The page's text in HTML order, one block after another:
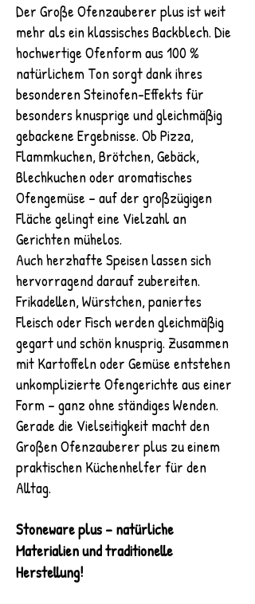
Der Große Ofenzauberer plus ist weit
mehr als ein klassisches Backblech. Die
hochwertige Ofenform aus 100 %
natürlichem Ton sorgt dank ihres
besonderen Steinofen-Effekts für
besonders knusprige und gleichmäßig
gebackene Ergebnisse. Ob Pizza,
Flammkuchen, Brötchen, Gebäck,
Blechkuchen oder aromatisches
Ofengemüse – auf der großzügigen
Fläche gelingt eine Vielzahl an
Gerichten mühelos.
Auch herzhafte Speisen lassen sich
hervorragend darauf zubereiten.
Frikadellen, Würstchen, paniertes
Fleisch oder Fisch werden gleichmäßig
gegart und schön knusprig. Zusammen
mit Kartoffeln oder Gemüse entstehen
unkomplizierte Ofengerichte aus einer
Form – ganz ohne ständiges Wenden.
Gerade die Vielseitigkeit macht den
Großen Ofenzauberer plus zu einem
praktischen Küchenhelfer für den
Alltag.
Stoneware plus – natürliche
Materialien und traditionelle
Herstellung!